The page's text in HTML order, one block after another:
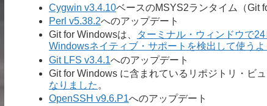
Cygwin v3.4.10ベースのMSYS2ランタイム（Git
Perl v5.38.2へのアップデート
Git for Windowsは、
ターミナル・ウィンドウで
Windowsネイティブ・サポートを検出して使うよ
Git LFS v3.4.1へのアップデート
Git for Windows に含まれているリポジトリ・ビ
なりました 。
OpenSSH v9.6.P1へのアップデート